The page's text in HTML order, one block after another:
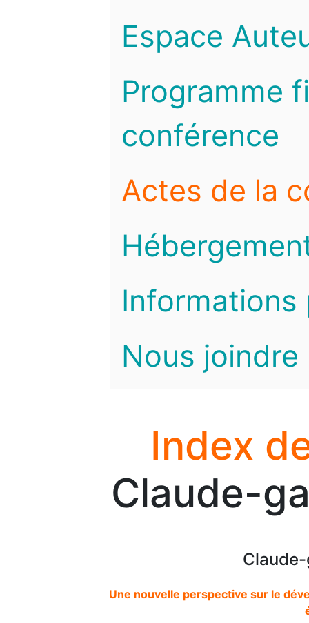
Espace
Programme
conférence
Actes de la
Informations
Nous joindre
Index
Claude-
Une nouvelle perspective sur le